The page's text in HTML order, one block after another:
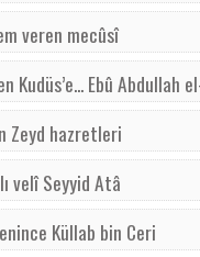
veren mecûsî
Kudüs’e... Ebû Abdullah
Zeyd hazretleri
velî Seyyid Atâ
Küllab bin Ceri